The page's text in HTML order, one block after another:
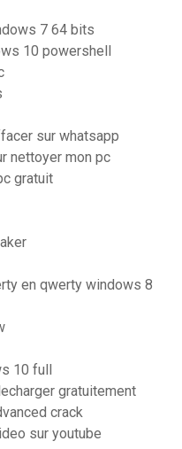
7 64 bits
10 powershell
sur whatsapp
nettoyer mon pc
gratuit
en qwerty windows 8
10 full
gratuitement
crack
sur youtube